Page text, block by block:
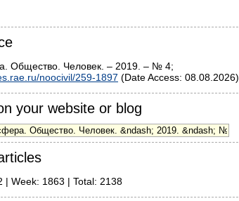
Общество. Человек. – 2019. – № 4;
noocivil/259-1897 (Date Access: 08.08.2026).
your website or blog
| Week: 1863 | Total: 2138